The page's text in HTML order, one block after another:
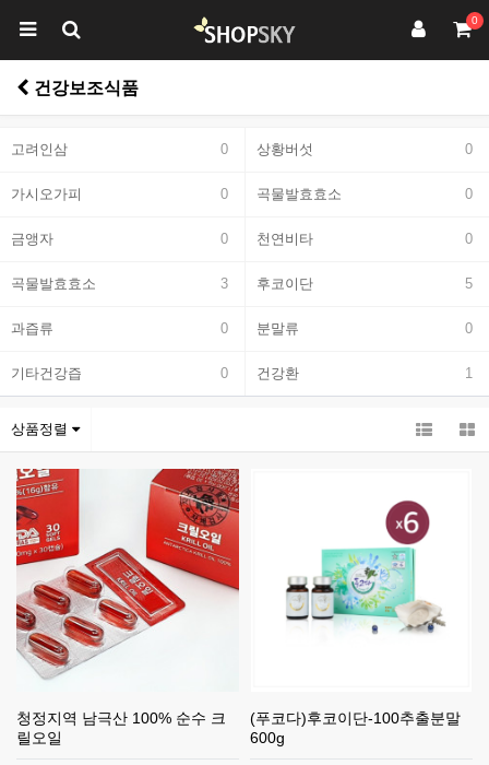
0
건강보조식품
고려인삼 0 상황버섯 0
가시오가피 0 곡물발효효소 0
금앵자 0 천연비타 0
곡물발효효소 3 후코이단 5
과즙류 0 분말류 0
기타건강즙 0 건강환 1
상품정렬
청정지역 남극산 100% 순수 크
릴오일
(푸코다)후코이단-100추출분말
600g